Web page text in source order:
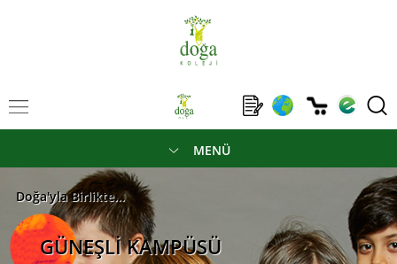
MENÜ
Doğa'yla Birlikte...
GÜNEŞLİ KAMPÜSÜ